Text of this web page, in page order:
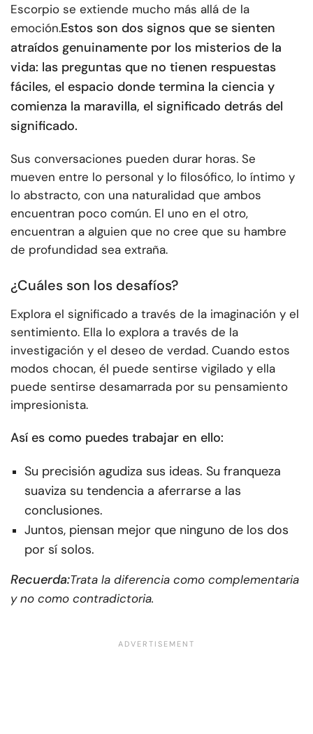
Escorpio se extiende mucho más allá de la
emoción.Estos son dos signos que se sienten
atraídos genuinamente por los misterios de la
vida: las preguntas que no tienen respuestas
fáciles, el espacio donde termina la ciencia y
comienza la maravilla, el significado detrás del
significado.
Sus conversaciones pueden durar horas. Se
mueven entre lo personal y lo filosófico, lo íntimo y
lo abstracto, con una naturalidad que ambos
encuentran poco común. El uno en el otro,
encuentran a alguien que no cree que su hambre
de profundidad sea extraña.
¿Cuáles son los desafíos?
Explora el significado a través de la imaginación y el
sentimiento. Ella lo explora a través de la
investigación y el deseo de verdad. Cuando estos
modos chocan, él puede sentirse vigilado y ella
puede sentirse desamarrada por su pensamiento
impresionista.
Así es como puedes trabajar en ello:
Su precisión agudiza sus ideas. Su franqueza
suaviza su tendencia a aferrarse a las
conclusiones.
Juntos, piensan mejor que ninguno de los dos
por sí solos.
Recuerda:Trata la diferencia como complementaria
y no como contradictoria.